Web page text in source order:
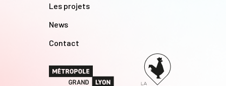
Les projets
News
Contact